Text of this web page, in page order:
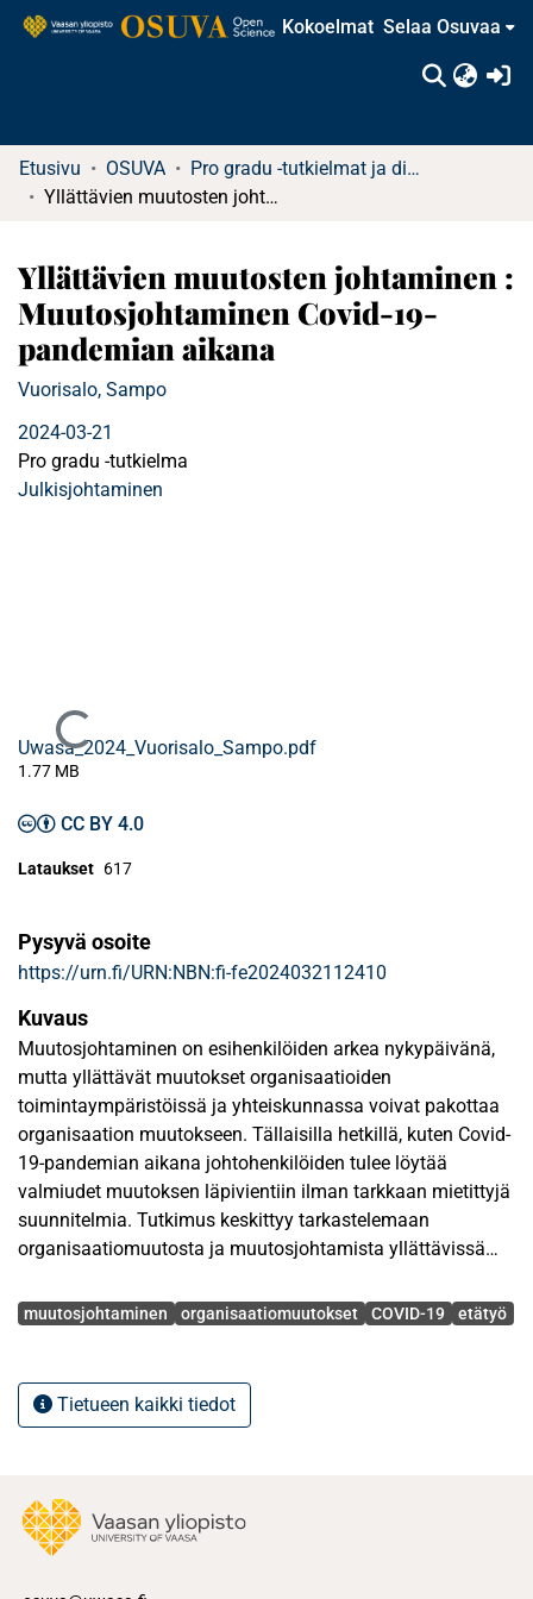
Kokoelmat Selaa Osuvaa
Etusivu OSUVA
Pro gradu -tutkielmat ja diplomityöt
Yllättävien muutosten johtaminen : Muutosjohtaminen Covid-19-pandemian aikana
Yllättävien muutosten johtaminen :
Muutosjohtaminen Covid-19-
pandemian aikana
Vuorisalo, Sampo
2024-03-21
Pro gradu -tutkielma
Julkisjohtaminen
Ladataan...
Uwasa_2024_Vuorisalo_Sampo.pdf
1.77 MB
CC BY 4.0
Lataukset 617
Pysyvä osoite
https://urn.fi/URN:NBN:fi-fe2024032112410
Kuvaus
Muutosjohtaminen on esihenkilöiden arkea nykypäivänä,
mutta yllättävät muutokset organisaatioiden
toimintaympäristöissä ja yhteiskunnassa voivat pakottaa
organisaation muutokseen. Tällaisilla hetkillä, kuten Covid-
19-pandemian aikana johtohenkilöiden tulee löytää
valmiudet muutoksen läpivientiin ilman tarkkaan mietittyjä
suunnitelmia. Tutkimus keskittyy tarkastelemaan
organisaatiomuutosta ja muutosjohtamista yllättävissä
huomioon tällaisissa tilanteissa. Pandemian aiheuttamia
Yllättävien muutosten johtaminen haastaa esihenkilöitä eri
jonka avulla muutosta tuodaan organisaation arkeen
askelittain. Yllättävässä muutoksessa tämä ei ole yleensä
mahdollista, vaan organisaatioiden työskentely voi
muuttua hetkessä, ilman sen suurempaa suunnitelmaa.
Avainsanat
muutosjohtaminen organisaatiomuutokset COVID-19 etätyö
Tietueen kaikki tiedot